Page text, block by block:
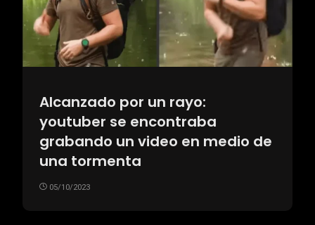
Alcanzado por un rayo:
youtuber se encontraba
grabando un video en medio de
una tormenta
05/10/2023